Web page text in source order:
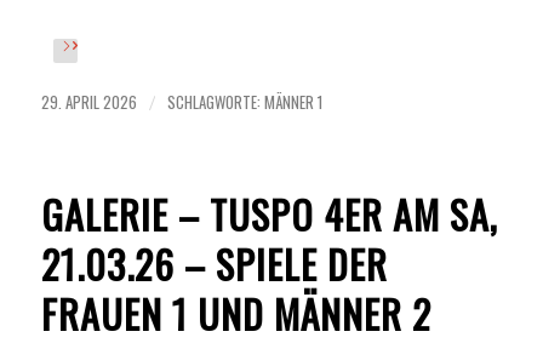
29. APRIL 2026 / SCHLAGWORTE: MÄNNER 1
GALERIE – TUSPO 4ER AM SA,
21.03.26 – SPIELE DER
FRAUEN 1 UND MÄNNER 2